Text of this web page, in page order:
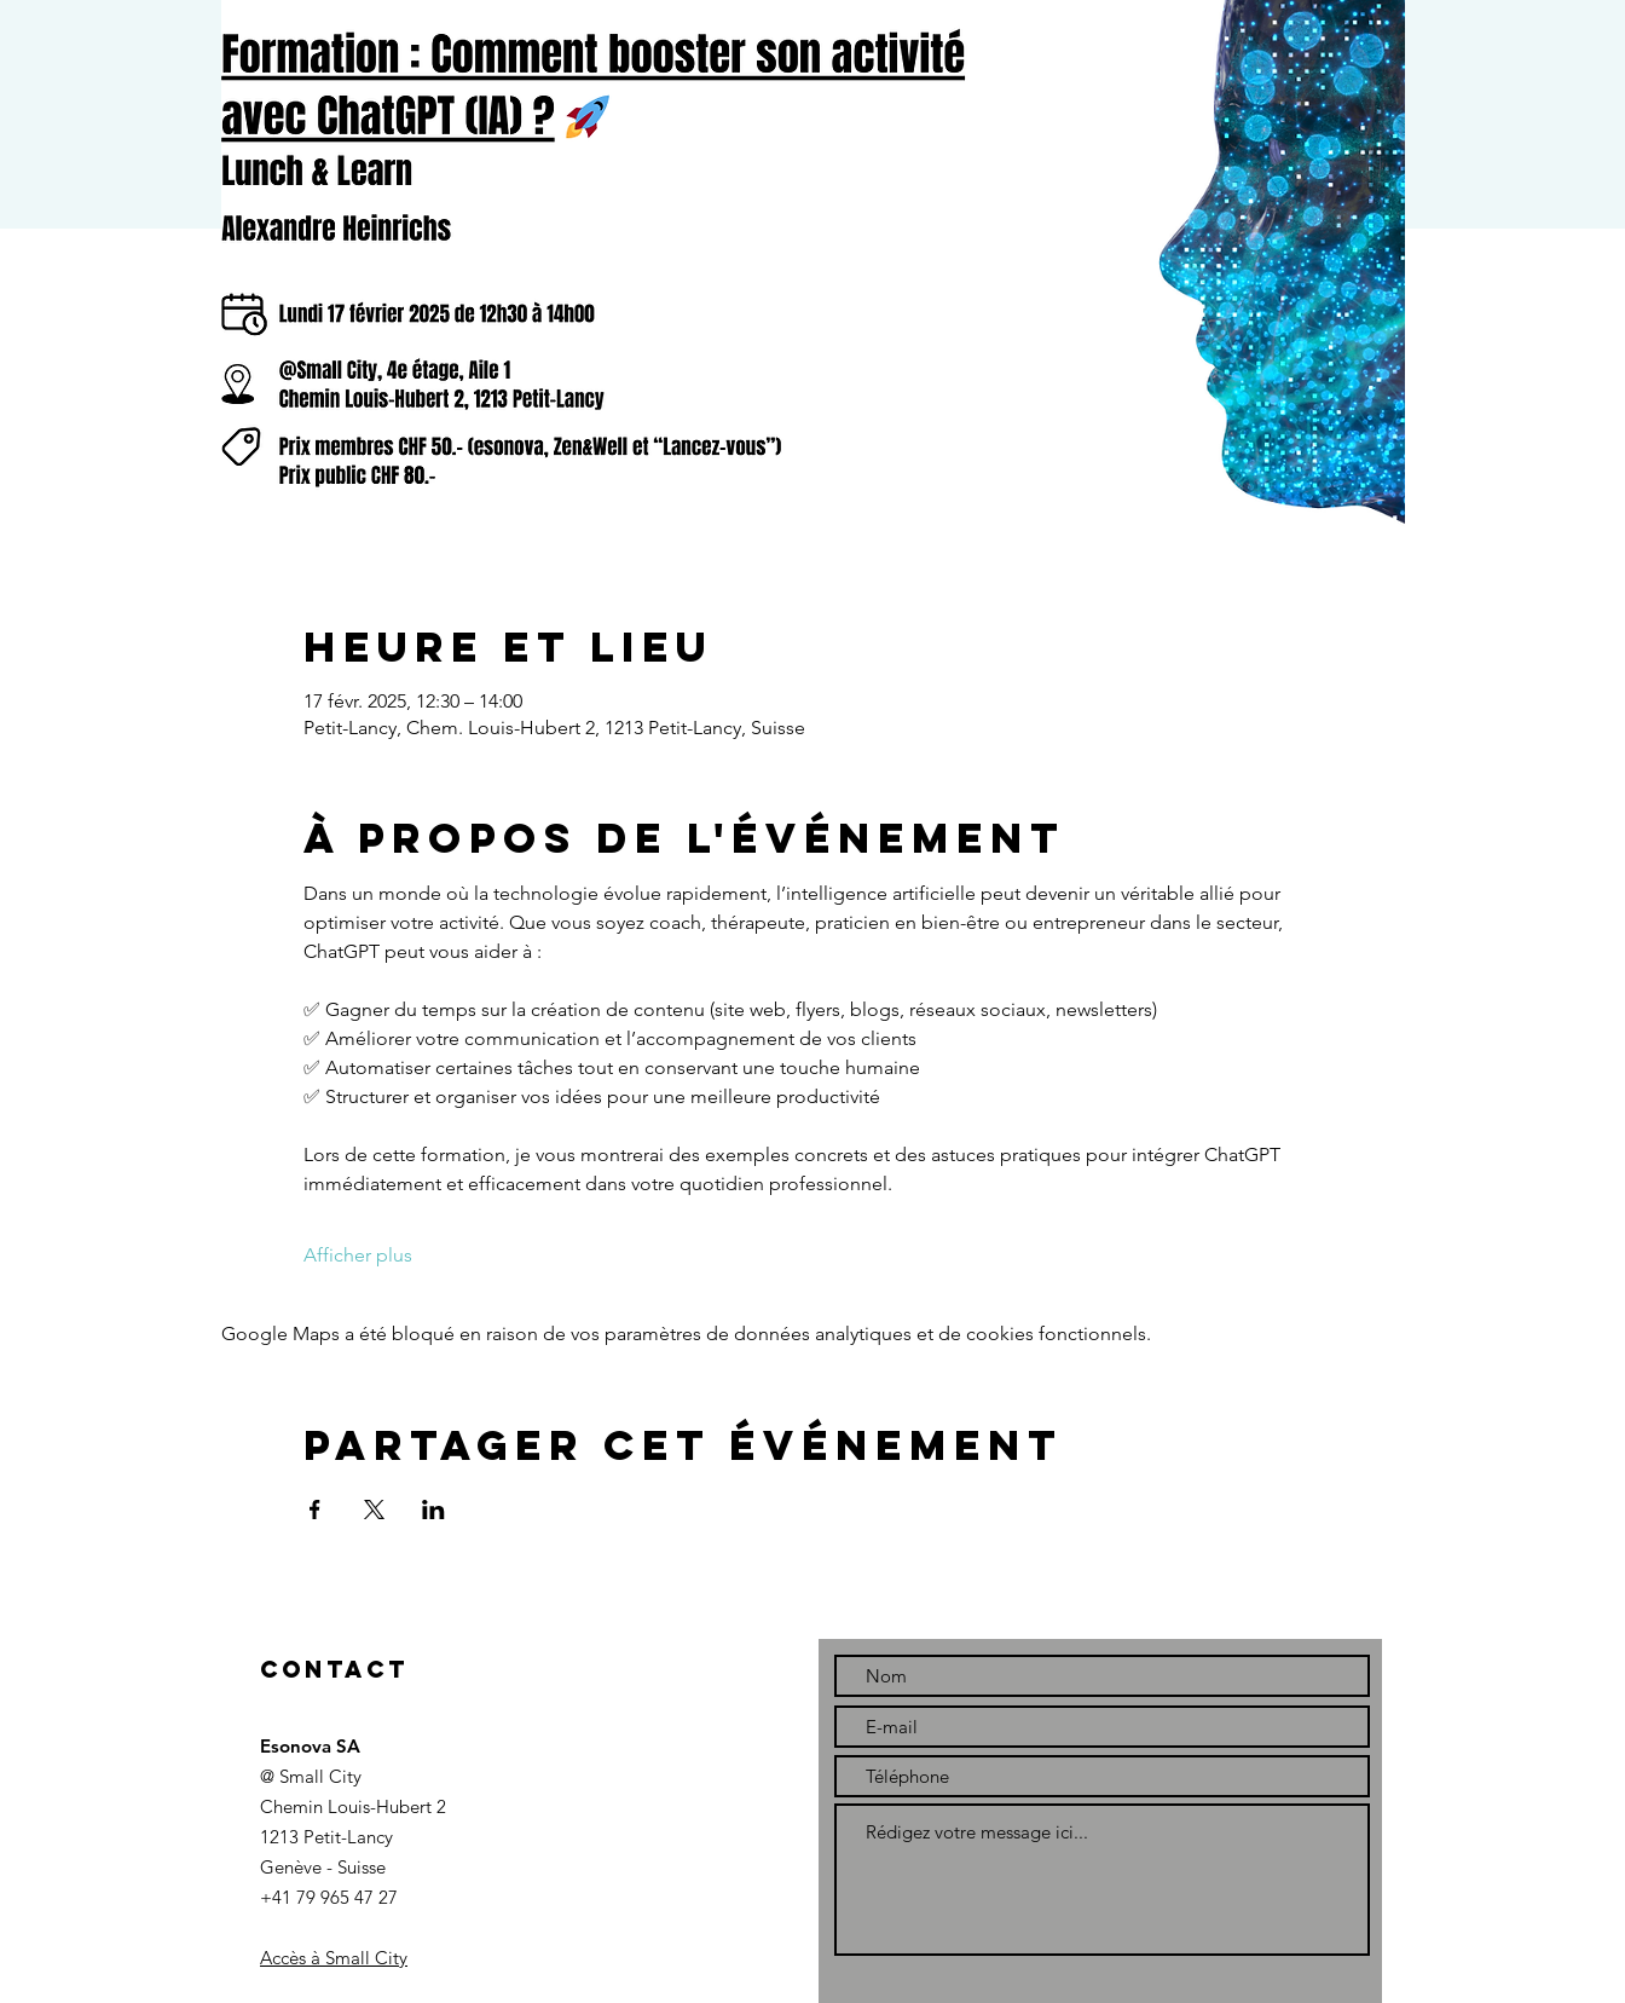
Heure et lieu
17 févr. 2025, 12:30 – 14:00
Petit-Lancy, Chem. Louis-Hubert 2, 1213 Petit-Lancy, Suisse
À propos de l'événement
Dans un monde où la technologie évolue rapidement, l’intelligence artificielle peut devenir un véritable allié pour
optimiser votre activité. Que vous soyez coach, thérapeute, praticien en bien-être ou entrepreneur dans le secteur,
ChatGPT peut vous aider à :
✅ Gagner du temps sur la création de contenu (site web, flyers, blogs, réseaux sociaux, newsletters)
✅ Améliorer votre communication et l’accompagnement de vos clients
✅ Automatiser certaines tâches tout en conservant une touche humaine
✅ Structurer et organiser vos idées pour une meilleure productivité
Lors de cette formation, je vous montrerai des exemples concrets et des astuces pratiques pour intégrer ChatGPT
immédiatement et efficacement dans votre quotidien professionnel.
Afficher plus
Google Maps a été bloqué en raison de vos paramètres de données analytiques et de cookies fonctionnels.
Partager cet événement
Contact
Esonova SA
@ Small City
Chemin Louis-Hubert 2
1213 Petit-Lancy
Genève - Suisse
+41 79 965 47 27
Accès à Small City